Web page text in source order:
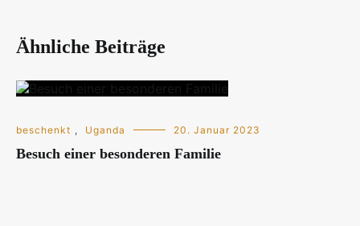
Ähnliche Beiträge
beschenkt , Uganda 20. Januar 2023
Besuch einer besonderen Familie